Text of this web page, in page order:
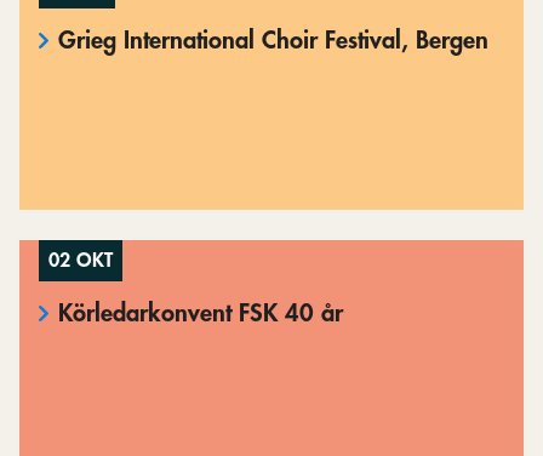
Grieg International Choir Festival, Bergen
02 OKT
Körledarkonvent FSK 40 år